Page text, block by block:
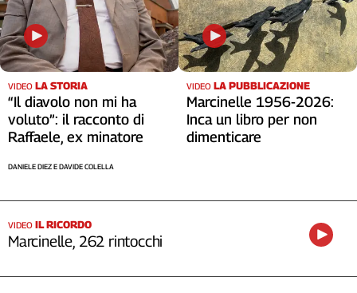
VIDEO LA STORIA
“Il diavolo non mi ha
voluto”: il racconto di
Raffaele, ex minatore
DANIELE DIEZ E DAVIDE COLELLA
VIDEO LA PUBBLICAZIONE
Marcinelle 1956-2026:
Inca un libro per non
dimenticare
VIDEO IL RICORDO
Marcinelle, 262 rintocchi